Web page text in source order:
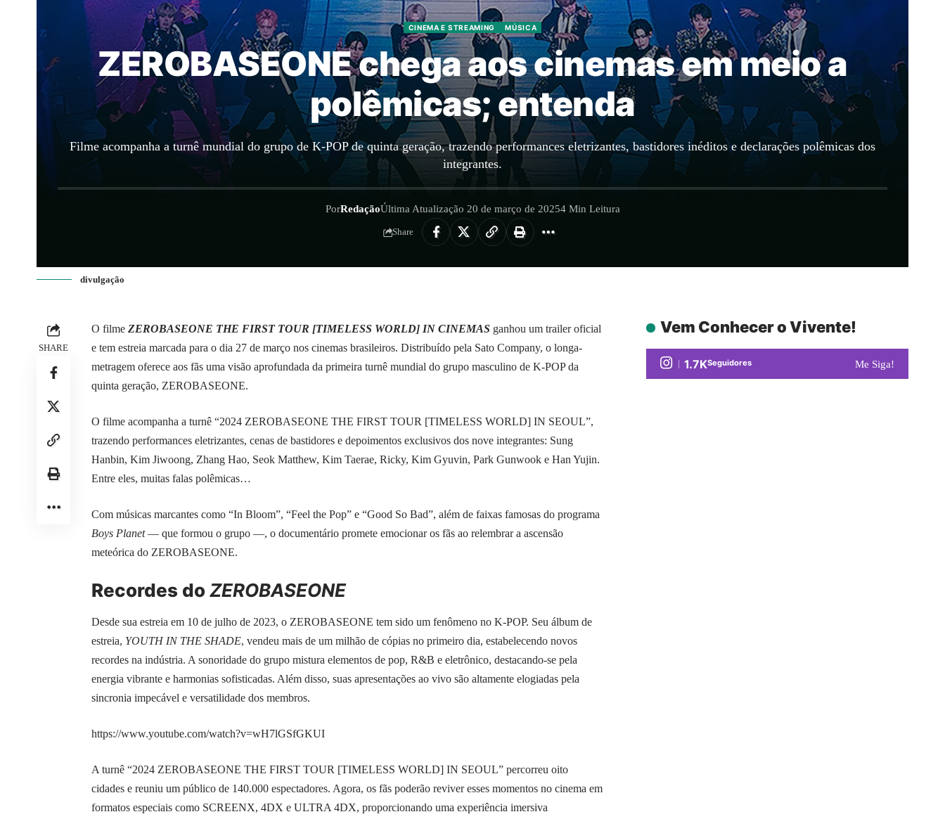
CINEMA E STREAMING MÚSICA
ZEROBASEONE chega aos cinemas em meio a
polêmicas; entenda
Filme acompanha a turnê mundial do grupo de K-POP de quinta geração, trazendo performances eletrizantes, bastidores inéditos e declarações polêmicas dos
integrantes.
PorRedaçãoÚltima Atualização 20 de março de 20254 Min Leitura
Share
divulgação
SHARE
O filme ZEROBASEONE THE FIRST TOUR [TIMELESS WORLD] IN CINEMAS ganhou um trailer oficial
e tem estreia marcada para o dia 27 de março nos cinemas brasileiros. Distribuído pela Sato Company, o longa-
metragem oferece aos fãs uma visão aprofundada da primeira turnê mundial do grupo masculino de K-POP da
quinta geração, ZEROBASEONE.
O filme acompanha a turnê “2024 ZEROBASEONE THE FIRST TOUR [TIMELESS WORLD] IN SEOUL”,
trazendo performances eletrizantes, cenas de bastidores e depoimentos exclusivos dos nove integrantes: Sung
Hanbin, Kim Jiwoong, Zhang Hao, Seok Matthew, Kim Taerae, Ricky, Kim Gyuvin, Park Gunwook e Han Yujin.
Entre eles, muitas falas polêmicas…
Com músicas marcantes como “In Bloom”, “Feel the Pop” e “Good So Bad”, além de faixas famosas do programa
Boys Planet— que formou o grupo —, o documentário promete emocionar os fãs ao relembrar a ascensão
meteórica do ZEROBASEONE.
Recordes doZEROBASEONE
Desde sua estreia em 10 de julho de 2023, o ZEROBASEONE tem sido um fenômeno no K-POP. Seu álbum de
estreia, YOUTH IN THE SHADE, vendeu mais de um milhão de cópias no primeiro dia, estabelecendo novos
recordes na indústria. A sonoridade do grupo mistura elementos de pop, R&B e eletrônico, destacando-se pela
energia vibrante e harmonias sofisticadas. Além disso, suas apresentações ao vivo são altamente elogiadas pela
sincronia impecável e versatilidade dos membros.
https://www.youtube.com/watch?v=wH7lGSfGKUI
A turnê “2024 ZEROBASEONE THE FIRST TOUR [TIMELESS WORLD] IN SEOUL” percorreu oito
cidades e reuniu um público de 140.000 espectadores. Agora, os fãs poderão reviver esses momentos no cinema em
formatos especiais como SCREENX, 4DX e ULTRA 4DX, proporcionando uma experiência imersiva
Vem Conhecer o Vivente!
1.7KSeguidores Me Siga!